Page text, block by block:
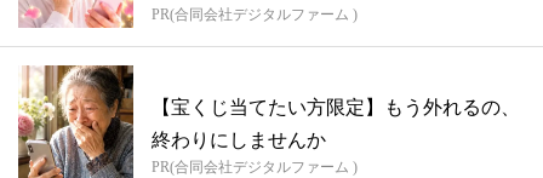
PR(合同会社デジタルファーム )
【宝くじ当てたい方限定】もう外れるの、
終わりにしませんか
PR(合同会社デジタルファーム )